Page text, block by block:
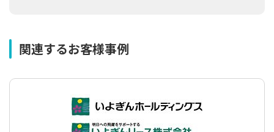
関連するお客様事例